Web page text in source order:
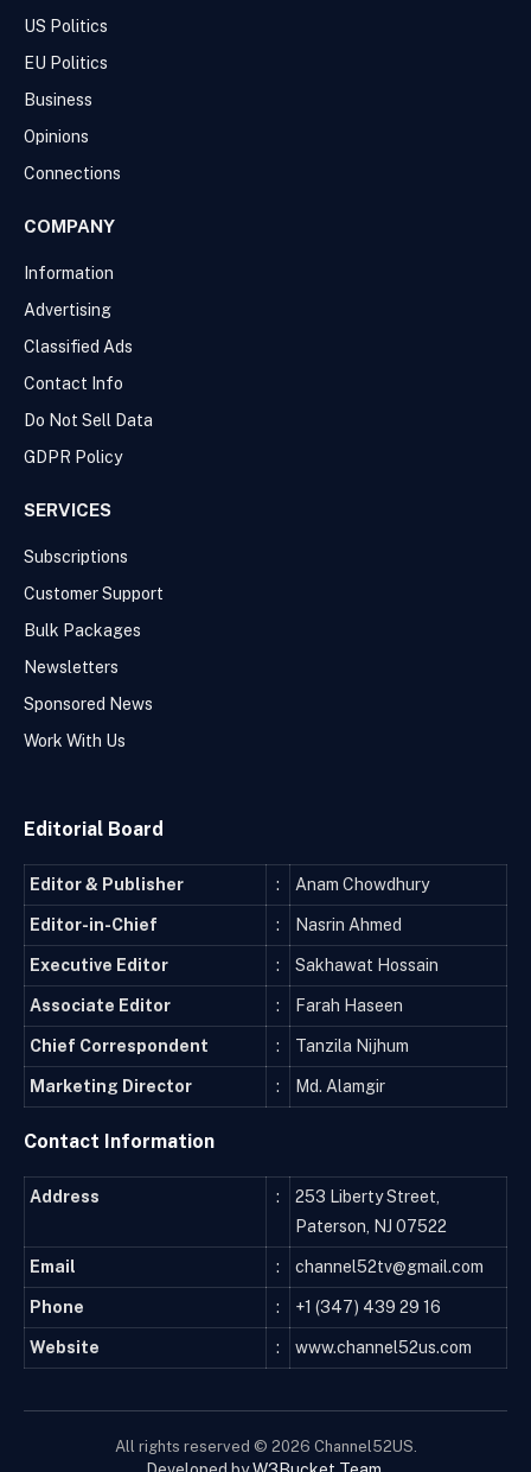
US Politics
EU Politics
Business
Opinions
Connections
COMPANY
Information
Advertising
Classified Ads
Contact Info
Do Not Sell Data
GDPR Policy
SERVICES
Subscriptions
Customer Support
Bulk Packages
Newsletters
Sponsored News
Work With Us
Editorial Board
Editor & Publisher : Anam Chowdhury
Editor-in-Chief : Nasrin Ahmed
Executive Editor : Sakhawat Hossain
Associate Editor : Farah Haseen
Chief Correspondent : Tanzila Nijhum
Marketing Director : Md. Alamgir
Contact Information
Address :
253 Liberty Street,
Paterson, NJ 07522
Email : channel52tv@gmail.com
Phone : +1 (347) 439 29 16
Website : www.channel52us.com
All rights reserved © 2026 Channel52US.